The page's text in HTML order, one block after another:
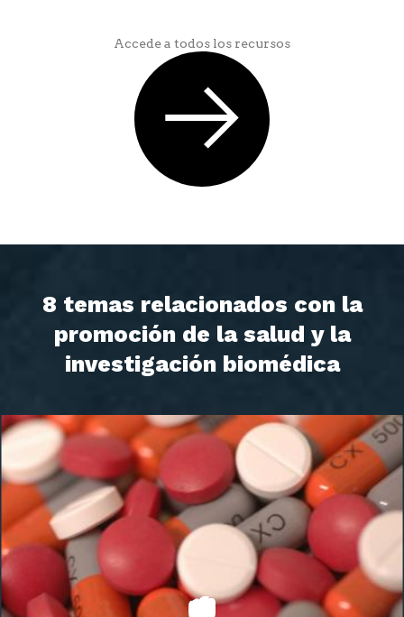
Accede a todos los recursos
8 temas relacionados con la
promoción de la salud y la
investigación biomédica